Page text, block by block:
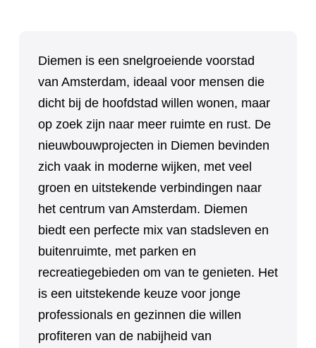
Diemen is een snelgroeiende voorstad
van Amsterdam, ideaal voor mensen die
dicht bij de hoofdstad willen wonen, maar
op zoek zijn naar meer ruimte en rust. De
nieuwbouwprojecten in Diemen bevinden
zich vaak in moderne wijken, met veel
groen en uitstekende verbindingen naar
het centrum van Amsterdam. Diemen
biedt een perfecte mix van stadsleven en
buitenruimte, met parken en
recreatiegebieden om van te genieten. Het
is een uitstekende keuze voor jonge
professionals en gezinnen die willen
profiteren van de nabijheid van